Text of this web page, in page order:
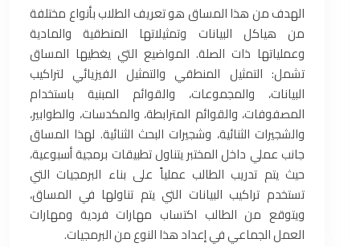
الهدف من هذا المساق هو تعريف الطلاب بأنواع مختلفة
من هياكل البيانات وتمثيلاتها المنطقية والمادية
وعملياتها ذات الصلة. المواضيع التي يغطيها المساق
تشمل: التمثيل المنطقي والتمثيل الفيزيائي لتراكيب
البيانات، والمجموعات، والقوائم المبنية باستخدام
المصفوفات، والقوائم المترابطة، والمكدسات، والطوابير،
والشجيرات الثنائية، وشجيرات البحث الثنائية. لهذا المساق
جانب عملي داخل المختبر يتناول تطبيقات برمجية أسبوعية،
حيث يتم تدريب الطالب عملياً على بناء البرمجيات التي
تستخدم تراكيب البيانات التي يتم تناولها في المساق،
ويتوقع من الطالب اكتساب مهارات فردية ومهارات
العمل الجماعي في إعداد هذا النوع من البرمجيات.